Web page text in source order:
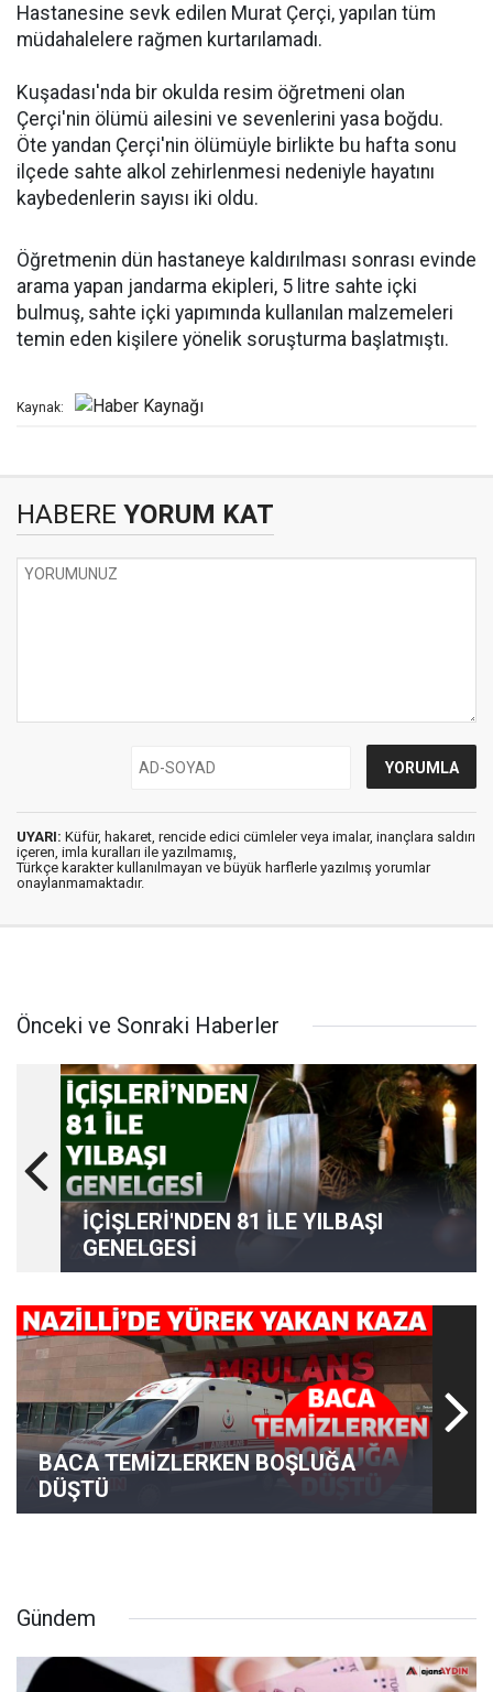
Hastanesine sevk edilen Murat Çerçi, yapılan tüm
müdahalelere rağmen kurtarılamadı.
Kuşadası'nda bir okulda resim öğretmeni olan
Çerçi'nin ölümü ailesini ve sevenlerini yasa boğdu.
Öte yandan Çerçi'nin ölümüyle birlikte bu hafta sonu
ilçede sahte alkol zehirlenmesi nedeniyle hayatını
kaybedenlerin sayısı iki oldu.
Öğretmenin dün hastaneye kaldırılması sonrası evinde
arama yapan jandarma ekipleri, 5 litre sahte içki
bulmuş, sahte içki yapımında kullanılan malzemeleri
temin eden kişilere yönelik soruşturma başlatmıştı.
Kaynak:
HABERE YORUM KAT
UYARI: Küfür, hakaret, rencide edici cümleler veya imalar, inançlara saldırı
içeren, imla kuralları ile yazılmamış,
Türkçe karakter kullanılmayan ve büyük harflerle yazılmış yorumlar
onaylanmamaktadır.
Önceki ve Sonraki Haberler
İÇİŞLERİ'NDEN 81 İLE YILBAŞI
GENELGESİ
BACA TEMİZLERKEN BOŞLUĞA
DÜŞTÜ
Gündem